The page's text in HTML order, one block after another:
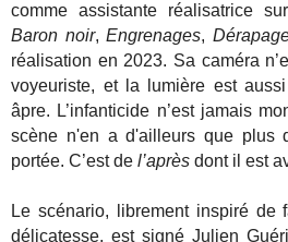
comme assistante réalisatrice
Baron noir,Engrenages,
réalisation en 2023. Sa caméra
voyeuriste, et la lumière est
âpre. L’infanticide n’est jamais
scène n'en a d'ailleurs que plus
portée. C’est del’aprèsdont il est
Le scénario, librement inspiré de
délicatesse, est signé Julien